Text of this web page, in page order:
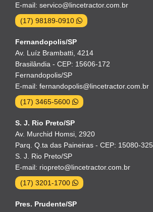
E-mail: servico@lincetractor.com.br
(17) 98189-0910
Fernandopolis/SP
Av. Luíz Brambatti, 4214
Brasilândia - CEP: 15606-172
Fernandopolis/SP
E-mail: fernandopolis@lincetractor.com.br
(17) 3465-5600
S. J. Rio Preto/SP
Av. Murchid Homsi, 2920
Parq. Q.ta das Paineiras - CEP: 15080-325
S. J. Rio Preto/SP
E-mail: riopreto@lincetractor.com.br
(17) 3201-1700
Pres. Prudente/SP